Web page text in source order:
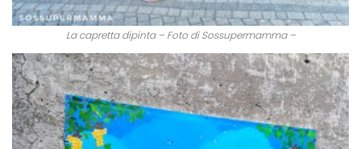
La capretta dipinta – Foto di Sossupermamma –